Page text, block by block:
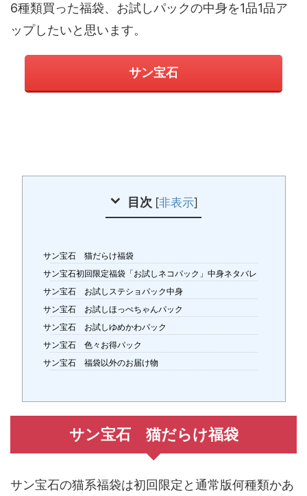
6種類買った福袋、お試しパックの中身を1品1品ア
ップしたいと思います。
サン宝石
目次 [非表示]
サン宝石 猫だらけ福袋
サン宝石初回限定福袋「お試しネコパック」中身ネタバレ
サン宝石 お試しステショパック中身
サン宝石 お試しほっぺちゃんパック
サン宝石 お試しゆめかわパック
サン宝石 色々お得パック
サン宝石 福袋以外のお届け物
サン宝石 猫だらけ福袋
サン宝石の猫系福袋は初回限定と通常版何種類かあ